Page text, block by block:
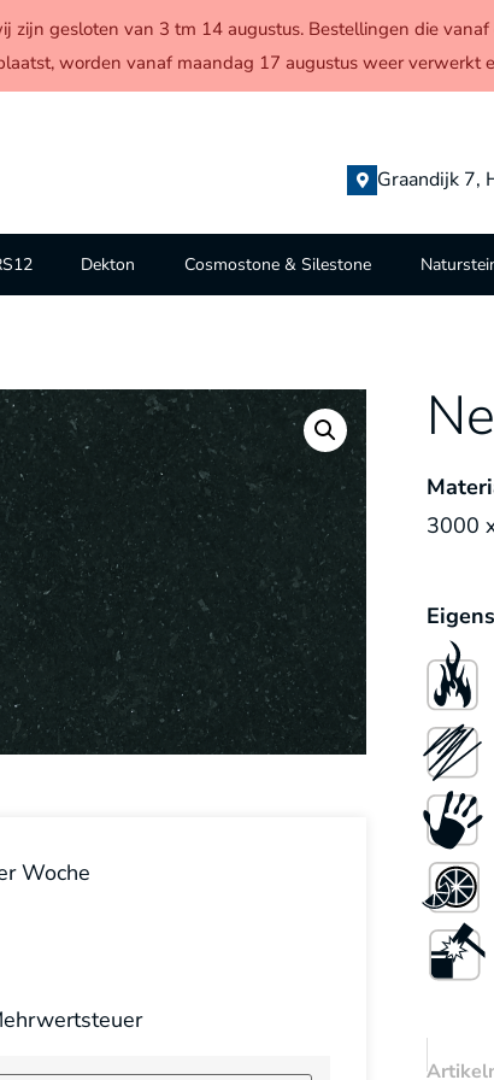
Graandijk 7,
Dekton Cosmostone & Silestone
Woche
3000
zijn gesloten van 3 tm 14 augustus. Bestellingen die
worden vanaf maandag 17 augustus weer verwerkt